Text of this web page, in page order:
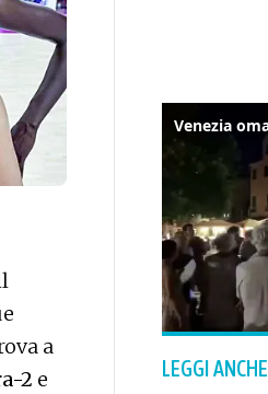
a
2 e
LEGGI ANCHE